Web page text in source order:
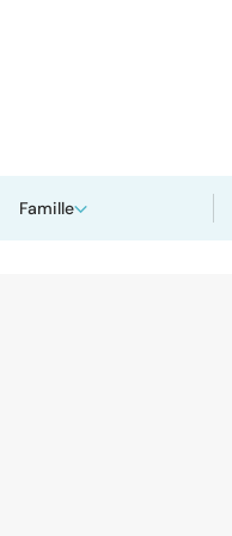
Famille